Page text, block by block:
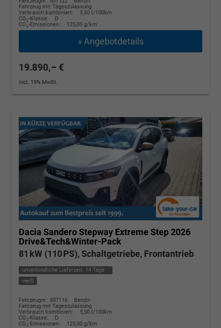
Fahrzeug mit Tageszulassung
Verbrauch kombiniert:
5,50 l/100km
CO2-Klasse:
D
CO2-Emissionen: 125,00 g/km
» Angebotdetails
19.890,– €
incl. 19% MwSt.
Dacia SanderoStepway Extreme Step 2026
Drive&Tech&Winter-Pack
81 kW (110 PS), Schaltgetriebe, Frontantrieb
unverbindliche Lieferzeit: 14 Tage
weiß
Fahrzeugnr.: 507116
Benzin
Fahrzeug mit Tageszulassung
Verbrauch kombiniert:
5,50 l/100km
CO2-Klasse:
D
CO2-Emissionen: 125,00 g/km